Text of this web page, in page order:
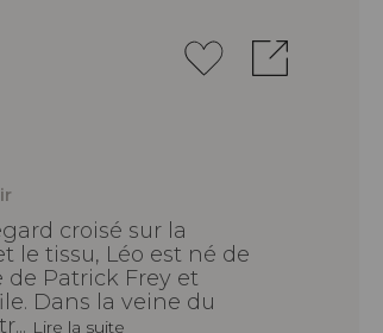
croisé sur la
le tissu, Léo est né de
de Patrick Frey et
Dans la veine du
Lire la suite